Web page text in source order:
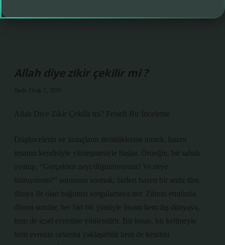
Allah diye zikir çekilir mi ?
Tarih: Ocak 1, 2026
Allah Diye Zikir Çekilir mi? Felsefi Bir İnceleme
Düşüncelerin ve inançların derinliklerine inmek, bazen
insanın kendisiyle yüzleşmesiyle başlar. Örneğin, bir sabah
uyanıp, “Gerçekten neyi düşünüyorum? Ve neye
inanıyorum?” sorusunu sormak; bizleri bazen bir anda tüm
dünya ile olan bağımızı sorgulamaya iter. Zihnin etrafında
dönen sorular, her biri bir yönüyle insanı hem dış dünyaya,
hem de içsel evrenine yönlendirir. Bir insan, bir kelimeyle
hem evrenin sırlarına yaklaşabilir hem de kendini